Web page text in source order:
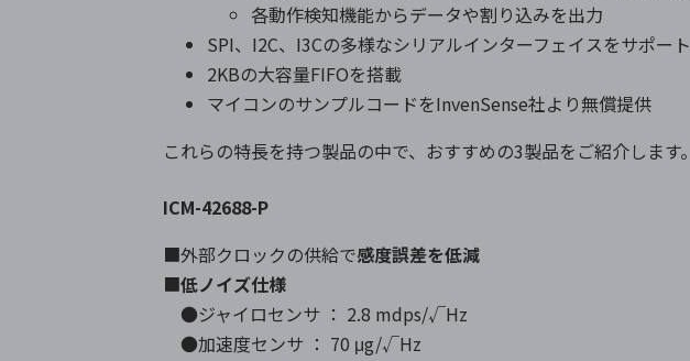
各動作検知機能からデータや割り込みを出力
SPI、I2C、I3Cの多様なシリアルインターフェイスをサポート
2KBの大容量FIFOを搭載
マイコンのサンプルコードをInvenSense社より無償提供
これらの特長を持つ製品の中で、おすすめの3製品をご紹介します。
ICM-42688-P
■外部クロックの供給で感度誤差を低減
■低ノイズ仕様
●ジャイロセンサ ： 2.8 mdps/√Hz
●加速度センサ ： 70 μg/√Hz